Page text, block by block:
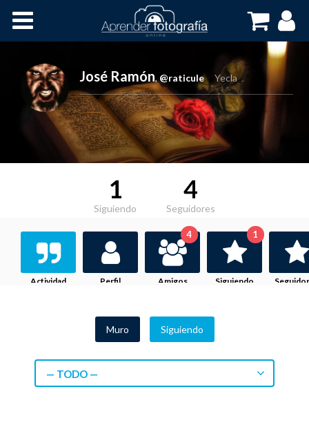
Cursos OnLine
José Ramón, @raticule Yecla
1
Siguiendo
4
Seguidores
Actividad Perfil Amigos
4
Siguiendo
1
Muro Siguiendo
— TODO —